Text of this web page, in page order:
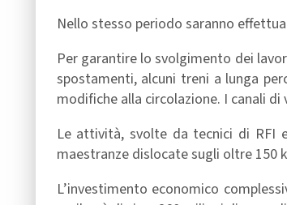
Nello stesso periodo saranno
Per garantire lo svolgimento dei
spostamenti, alcuni treni a lunga
modifiche alla circolazione. I canali
Le attività, svolte da tecnici di RFI
maestranze dislocate sugli oltre 150
L’investimento economico